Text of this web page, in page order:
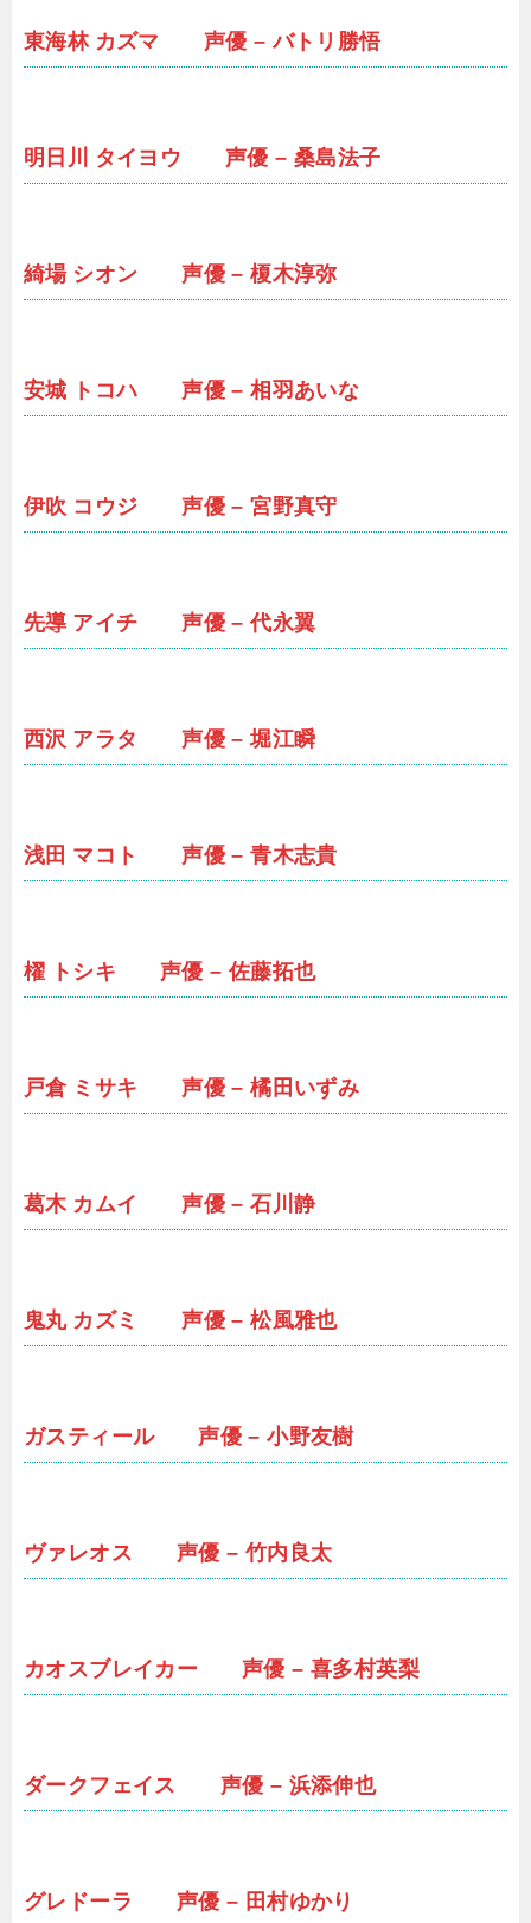
東海林 カズマ 声優 – バトリ勝悟
明日川 タイヨウ 声優 – 桑島法子
綺場 シオン 声優 – 榎木淳弥
安城 トコハ 声優 – 相羽あいな
伊吹 コウジ 声優 – 宮野真守
先導 アイチ 声優 – 代永翼
西沢 アラタ 声優 – 堀江瞬
浅田 マコト 声優 – 青木志貴
櫂 トシキ 声優 – 佐藤拓也
戸倉 ミサキ 声優 – 橘田いずみ
葛木 カムイ 声優 – 石川静
鬼丸 カズミ 声優 – 松風雅也
ガスティール 声優 – 小野友樹
ヴァレオス 声優 – 竹内良太
カオスブレイカー 声優 – 喜多村英梨
ダークフェイス 声優 – 浜添伸也
グレドーラ 声優 – 田村ゆかり